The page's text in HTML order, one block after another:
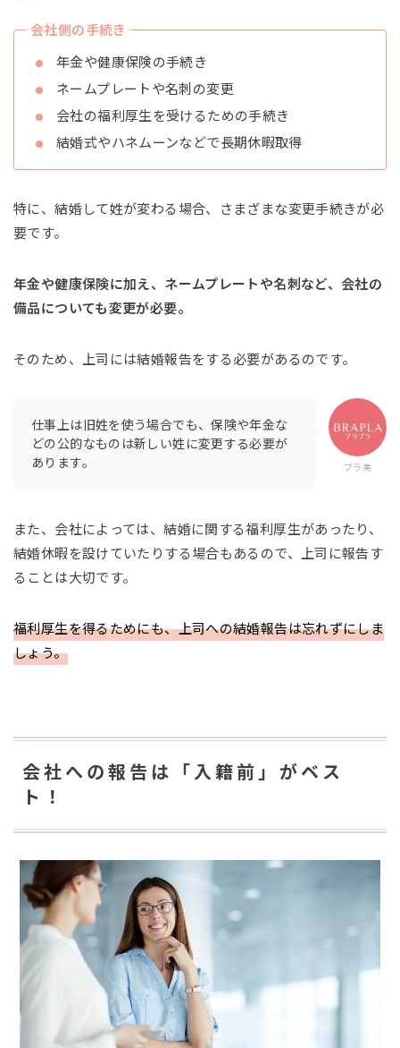
会社側の手続き
年金や健康保険の手続き
ネームプレートや名刺の変更
会社の福利厚生を受けるための手続き
結婚式やハネムーンなどで長期休暇取得
特に、結婚して姓が変わる場合、さまざまな変更手続きが必
要です。
年金や健康保険に加え、ネームプレートや名刺など、会社の
備品についても変更が必要。
そのため、上司には結婚報告をする必要があるのです。
ブラ美
仕事上は旧姓を使う場合でも、保険や年金な
どの公的なものは新しい姓に変更する必要が
あります。
また、会社によっては、結婚に関する福利厚生があったり、
結婚休暇を設けていたりする場合もあるので、上司に報告す
ることは大切です。
福利厚生を得るためにも、上司への結婚報告は忘れずにしま
しょう。
会社への報告は「入籍前」がベス
ト！